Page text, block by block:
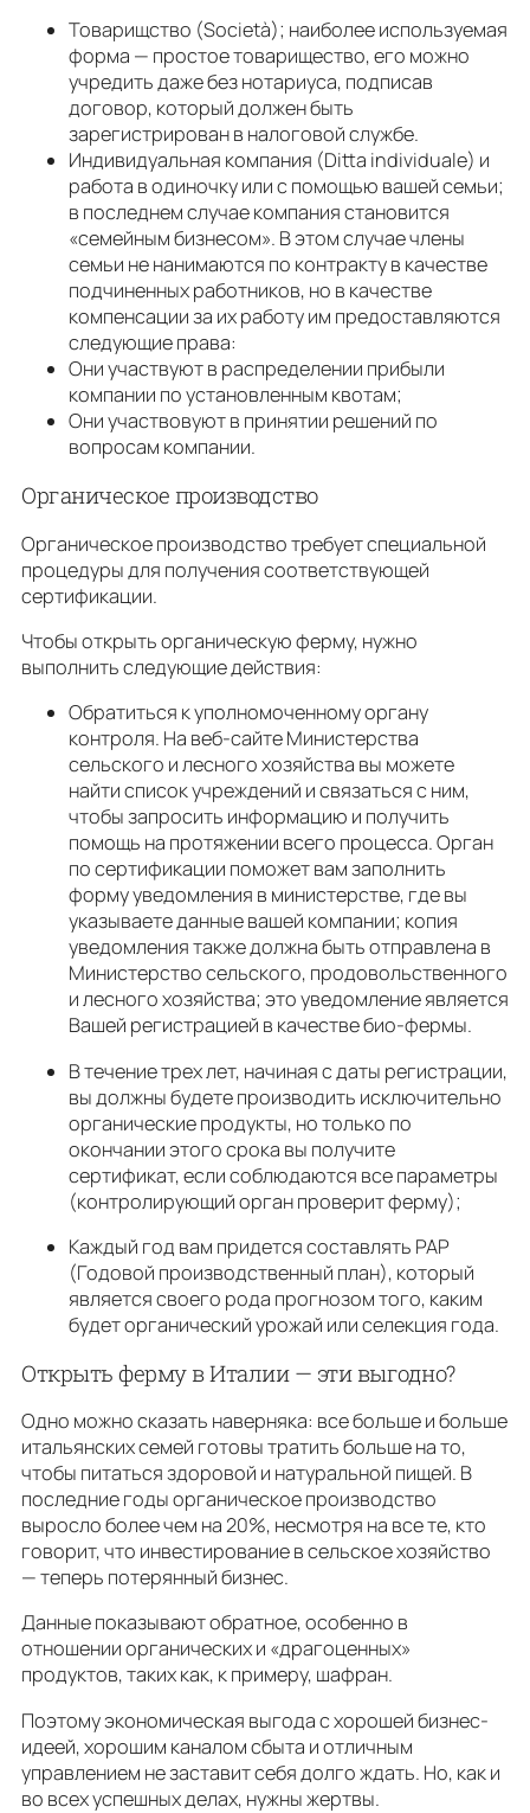
Товарищство (Società); наиболее используемая
форма — простое товарищество, его можно
учредить даже без нотариуса, подписав
договор, который должен быть
зарегистрирован в налоговой службе.
Индивидуальная компания (Ditta individuale) и
работа в одиночку или с помощью вашей семьи;
в последнем случае компания становится
«семейным бизнесом». В этом случае члены
семьи не нанимаются по контракту в качестве
подчиненных работников, но в качестве
компенсации за их работу им предоставляются
следующие права:
Они участвуют в распределении прибыли
компании по установленным квотам;
Они участвовуют в принятии решений по
вопросам компании.
Органическое производство
Органическое производство требует специальной
процедуры для получения соответствующей
сертификации.
Чтобы открыть органическую ферму, нужно
выполнить следующие действия:
Обратиться к уполномоченному органу
контроля. На веб-сайте Министерства
сельского и лесного хозяйства вы можете
найти список учреждений и связаться с ним,
чтобы запросить информацию и получить
помощь на протяжении всего процесса. Орган
по сертификации поможет вам заполнить
форму уведомления в министерстве, где вы
указываете данные вашей компании; копия
уведомления также должна быть отправлена ​​в
Министерство сельского, продовольственного
и лесного хозяйства; это уведомление является
Вашей регистрацией в качестве био-фермы.
В течение трех лет, начиная с даты регистрации,
вы должны будете производить исключительно
органические продукты, но только по
окончании этого срока вы получите
сертификат, если соблюдаются все параметры
(контролирующий орган проверит ферму);
Каждый год вам придется составлять PAP
(Годовой производственный план), который
является своего рода прогнозом того, каким
будет органический урожай или селекция года.
Открыть ферму в Италии — эти выгодно?
Одно можно сказать наверняка: все больше и больше
итальянских семей готовы тратить больше на то,
чтобы питаться здоровой и натуральной пищей. В
последние годы органическое производство
выросло более чем на 20%, несмотря на все те, кто
говорит, что инвестирование в сельское хозяйство
— теперь потерянный бизнес.
Данные показывают обратное, особенно в
отношении органических и «драгоценных»
продуктов, таких как, к примеру, шафран.
Поэтому экономическая выгода с хорошей бизнес-
идеей, хорошим каналом сбыта и отличным
управлением не заставит себя долго ждать. Но, как и
во всех успешных делах, нужны жертвы.